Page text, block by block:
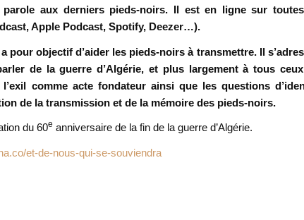
aux derniers pieds-noirs. Il est en ligne sur
Apple Podcast, Spotify, Deezer…).
pour objectif d’aider les pieds-noirs à transmettre. Il
de la guerre d’Algérie, et plus largement à tous
comme acte fondateur ainsi que les questions
de la transmission et de la mémoire des pieds-noirs.
du 60e anniversaire de la fin de la guerre d’Algérie.
et-de-nous-qui-se-souviendra